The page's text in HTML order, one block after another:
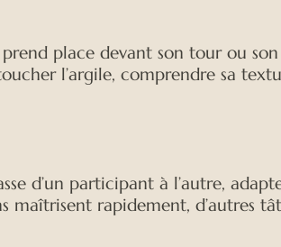
place devant son tour ou
l’argile, comprendre sa
d’un participant à l’autre,
maîtrisent rapidement, d’autres